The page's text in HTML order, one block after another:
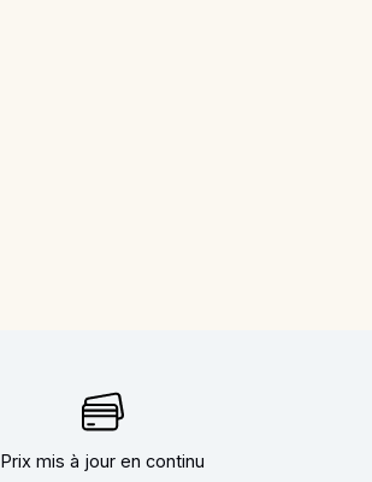
Prix mis à jour en continu